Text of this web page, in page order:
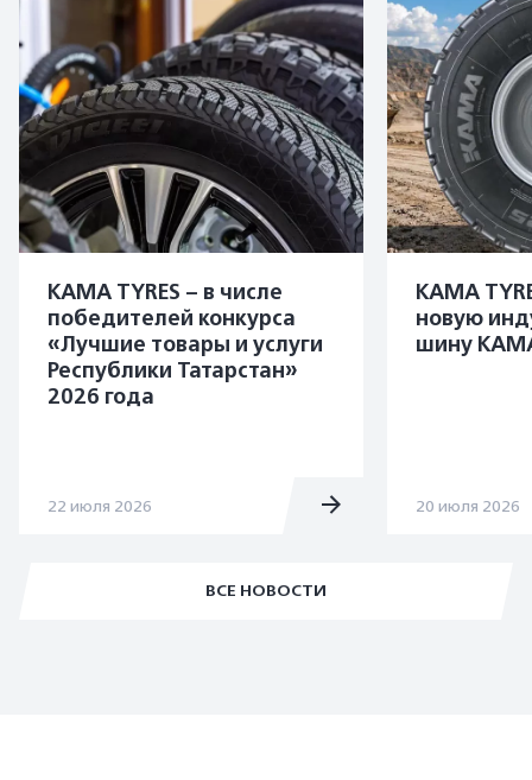
ВСЕ НОВОСТИ
KAMA TYRES – в числе
победителей конкурса
«Лучшие товары и услуги
Республики Татарстан»
2026 года
22 июля 2026
KAMA
новую
шину
20 июля 2026